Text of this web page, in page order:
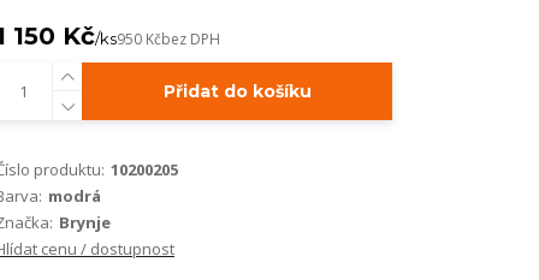
150 Kč/ks950 Kčbez DPH
Přidat do košíku
produktu: 10200205
modrá
Brynje
cenu / dostupnost